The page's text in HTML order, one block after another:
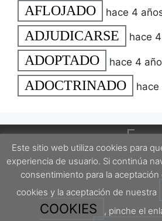
AFLOJADO hace 4
ADJUDICARSE hace
ADOPTADO hace 4
ADOCTRINADO hace
Este proyecto está protegido por una licencia
ShareAlike 4.0 International
Este sitio web utiliza cookies para
experiencia de usuario. Si continúa
consentimiento para la
cookies y la aceptación de nuestra
COOKIES
, pinche el